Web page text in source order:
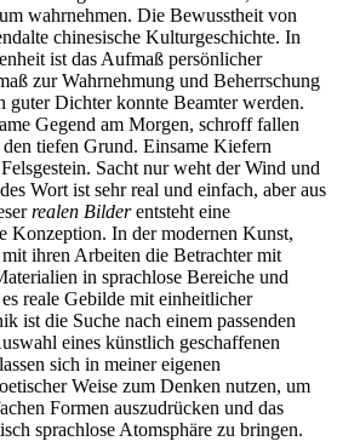
wahrnehmen. Die Bewusstheit von
chinesische Kulturgeschichte. In
ist das Aufmaß persönlicher
zur Wahrnehmung und Beherrschung
guter Dichter konnte Beamter werden.
Gegend am Morgen, schroff fallen
tiefen Grund. Einsame Kiefern
Sacht nur weht der Wind und
Wort ist sehr real und einfach, aber aus
realen Bilderentsteht eine
Konzeption. In der modernen Kunst,
ihren Arbeiten die Betrachter mit
in sprachlose Bereiche und
reale Gebilde mit einheitlicher
ist die Suche nach einem passenden
eines künstlich geschaffenen
sich in meiner eigenen
Weise zum Denken nutzen, um
Formen auszudrücken und das
sprachlose Atomsphäre zu bringen.